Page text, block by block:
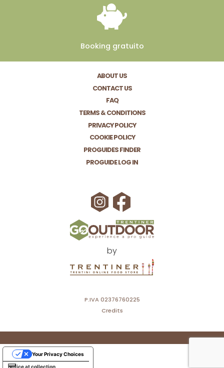
Booking gratuito
ABOUT US
CONTACT US
FAQ
TERMS & CONDITIONS
PRIVACY POLICY
COOKIE POLICY
PROGUIDES FINDER
PROGUIDE LOG IN
by
P.IVA 02376760225
Credits
Notice at collection
Your Privacy Choices